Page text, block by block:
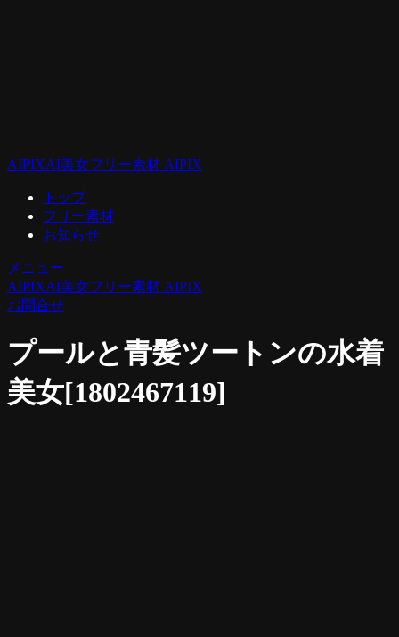
AIPIXAI美女フリー素材 AIPIX
トップ
フリー素材
お知らせ
メニュー
AIPIXAI美女フリー素材 AIPIX
お問合せ
プールと青髪ツートンの水着
美女[1802467119]